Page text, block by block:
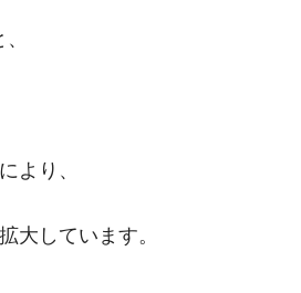
より、
大しています。